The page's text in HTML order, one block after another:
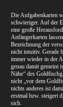
Die Aufgabenkarten
schwieriger. Auf der
eine große
Anfängerkarten
Bezeichnung der
nicht intuitiv. Gerade
immer wieder in der
genau damit gemeint
Nähe“ des
nicht „vor dem
nichts anderes ist
erstmal bzw. steigert
sich.